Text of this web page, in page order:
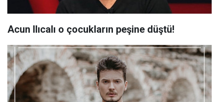
Acun Ilıcalı o çocukların peşine düştü!